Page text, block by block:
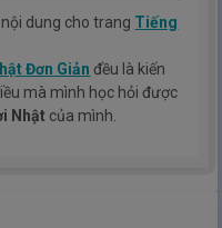
dung cho trang Tiếng
Đơn Giản đều là kiến
mà mình học hỏi được
Nhật của mình.
có được sẽ giúp các bạn